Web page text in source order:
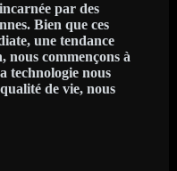
par des
Bien que ces
une tendance
nous commençons à
technologie nous
de vie, nous